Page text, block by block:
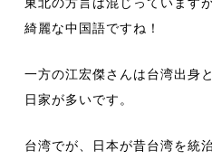
東北の方言は混じっています
綺麗な中国語ですね！
一方の江宏傑さんは台湾出身
日家が多いです。
台湾でが、日本が昔台湾を統